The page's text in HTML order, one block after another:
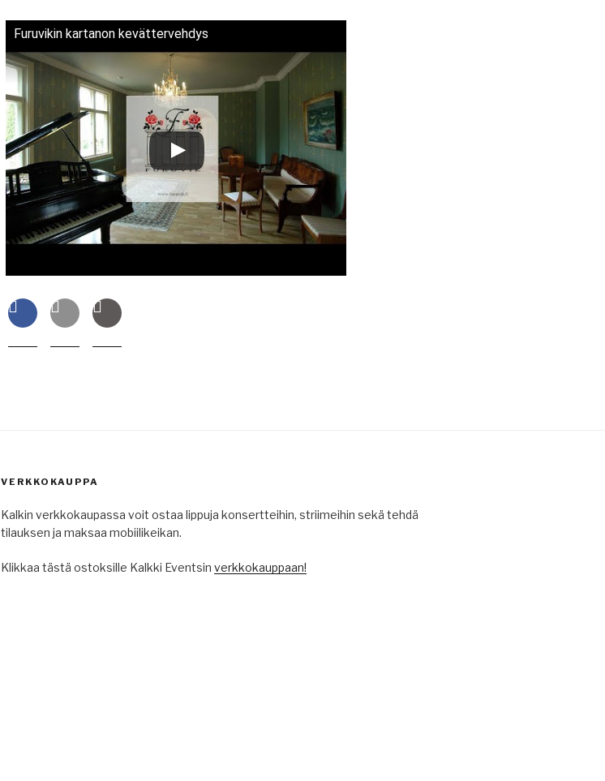
Furuvikin kartanon kevättervehdys
VERKKOKAUPPA
Kalkin verkkokaupassa voit ostaa lippuja konsertteihin, striimeihin sekä tehdä
tilauksen ja maksaa mobiilikeikan.
Klikkaa tästä ostoksille Kalkki Eventsin verkkokauppaan!